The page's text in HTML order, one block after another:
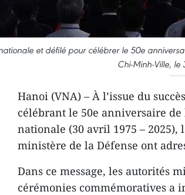
et défilé pour célébrer le 50e
Chi-Minh-Ville, le
Hanoi (VNA) – À l’issue du
célébrant le 50e anniversaire
nationale (30 avril 1975 –
ministère de la Défense ont
Dans ce message, les autorités
cérémonies commémoratives